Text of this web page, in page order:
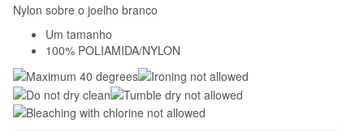
Nylon sobre o joelho branco
Um tamanho
100% POLIAMIDA/NYLON